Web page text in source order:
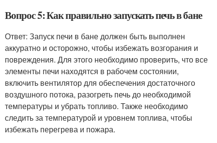
Вопрос 5: Как правильно запускать печь в бане
Ответ: Запуск печи в бане должен быть выполнен
аккуратно и осторожно, чтобы избежать возгорания и
повреждения. Для этого необходимо проверить, что все
элементы печи находятся в рабочем состоянии,
включить вентилятор для обеспечения достаточного
воздушного потока, разогреть печь до необходимой
температуры и убрать топливо. Также необходимо
следить за температурой и уровнем топлива, чтобы
избежать перегрева и пожара.